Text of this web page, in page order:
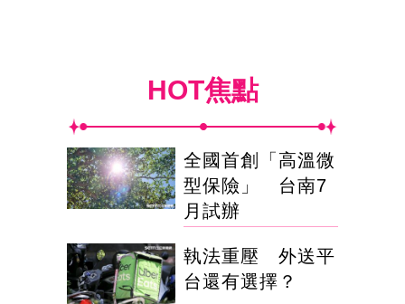
HOT焦點
全國首創「高溫微
型保險」 台南7
月試辦
執法重壓 外送平
台還有選擇？